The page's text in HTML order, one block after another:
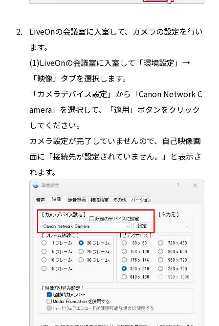
LiveOnの会議室に入室して、カメラの設定を行い
ます。
(1)LiveOnの会議室に入室して「環境設定」→
「映像」タブを選択します。
「カメラデバイス設定」から「Canon Network C
amera」を選択して、「適用」ボタンをクリック
してください。
カメラ設定が完了していませんので、自己映像画
面に「接続先が設定されていません。」と表示さ
れます。